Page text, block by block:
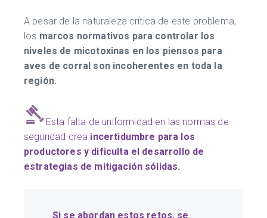
A pesar de la naturaleza crítica de este problema,
los marcos normativos para controlar los
niveles de micotoxinas en los piensos para
aves de corral son incoherentes en toda la
región.
Esta falta de uniformidad en las normas de
seguridad crea incertidumbre para los
productores y dificulta el desarrollo de
estrategias de mitigación sólidas.
Si se abordan estos retos, se